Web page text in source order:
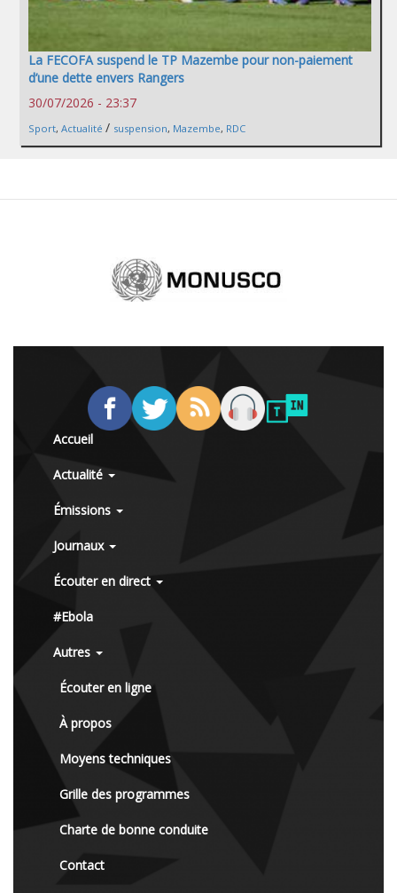
La FECOFA suspend le TP Mazembe pour non-paiement
d’une dette envers Rangers
30/07/2026 - 23:37
Sport, Actualité / suspension, Mazembe, RDC
Accueil
Actualité
Émissions
Journaux
Écouter en direct
#Ebola
Autres
Écouter en ligne
À propos
Moyens techniques
Grille des programmes
Charte de bonne conduite
Contact